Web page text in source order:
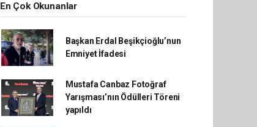
En Çok Okunanlar
Başkan Erdal Beşikçioğlu’nun
Emniyet İfadesi
Mustafa Canbaz Fotoğraf
Yarışması’nın Ödülleri Töreni
yapıldı